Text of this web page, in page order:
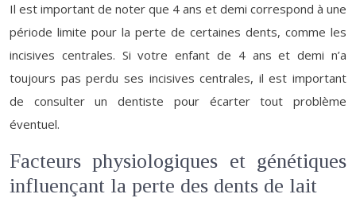
Il est important de noter que 4 ans et demi correspond à une
période limite pour la perte de certaines dents, comme les
incisives centrales. Si votre enfant de 4 ans et demi n’a
toujours pas perdu ses incisives centrales, il est important
de consulter un dentiste pour écarter tout problème
éventuel.
Facteurs physiologiques et génétiques
influençant la perte des dents de lait